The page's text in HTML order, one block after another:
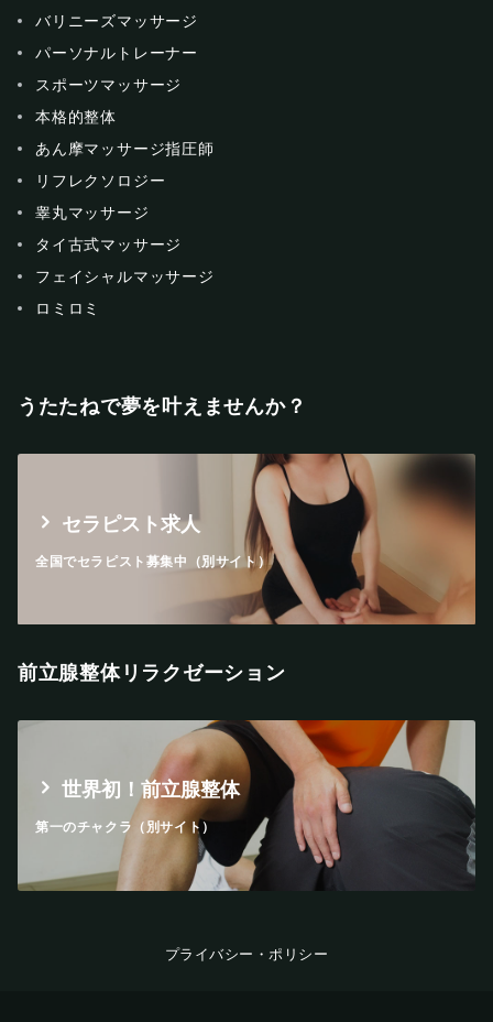
バリニーズマッサージ
パーソナルトレーナー
スポーツマッサージ
本格的整体
あん摩マッサージ指圧師
リフレクソロジー
睾丸マッサージ
タイ古式マッサージ
フェイシャルマッサージ
ロミロミ
うたたねで夢を叶えませんか？
セラピスト求人
全国でセラピスト募集中（別サイト）
前立腺整体リラクゼーション
世界初！前立腺整体
第一のチャクラ（別サイト）
プライバシー・ポリシー